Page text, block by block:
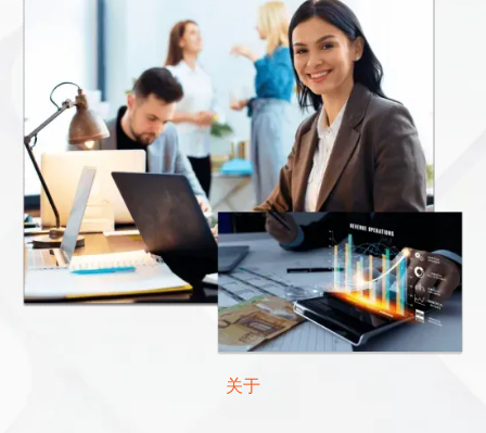
关于